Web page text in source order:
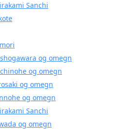
Sanchi
og omegn
og omegn
og omegn
og omegn
Sanchi
og omegn